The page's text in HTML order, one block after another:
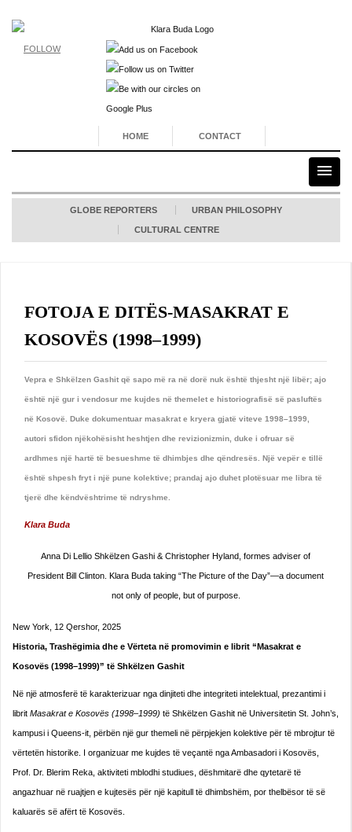
FOLLOW
HOME CONTACT
GLOBE REPORTERS URBAN PHILOSOPHY
CULTURAL CENTRE
FOTOJA E DITËS-MASAKRAT E
KOSOVËS (1998–1999)
Vepra e Shkëlzen Gashit që sapo më ra në dorë nuk është thjesht një libër; ajo
është një gur i vendosur me kujdes në themelet e historiografisë së pasluftës
në Kosovë. Duke dokumentuar masakrat e kryera gjatë viteve 1998–1999,
autori sfidon njëkohësisht heshtjen dhe revizionizmin, duke i ofruar së
ardhmes një hartë të besueshme të dhimbjes dhe qëndresës. Një vepër e tillë
është shpesh fryt i një pune kolektive; prandaj ajo duhet plotësuar me libra të
tjerë dhe këndvështrime të ndryshme.
Klara Buda
Anna Di Lellio Shkëlzen Gashi & Christopher Hyland, formes adviser of
President Bill Clinton. Klara Buda taking “The Picture of the Day”—a document
not only of people, but of purpose.
New York, 12 Qershor, 2025
Historia, Trashëgimia dhe e Vërteta në promovimin e librit “Masakrat e
Kosovës (1998–1999)” të Shkëlzen Gashit
Në një atmosferë të karakterizuar nga dinjiteti dhe integriteti intelektual, prezantimi i
librit Masakrat e Kosovës (1998–1999) të Shkëlzen Gashit në Universitetin St. John’s,
kampusi i Queens-it, përbën një gur themeli në përpjekjen kolektive për të mbrojtur të
vërtetën historike. I organizuar me kujdes të veçantë nga Ambasadori i Kosovës,
Prof. Dr. Blerim Reka, aktiviteti mblodhi studiues, dëshmitarë dhe qytetarë të
angazhuar në ruajtjen e kujtesës për një kapitull të dhimbshëm, por thelbësor të së
kaluarës së afërt të Kosovës.